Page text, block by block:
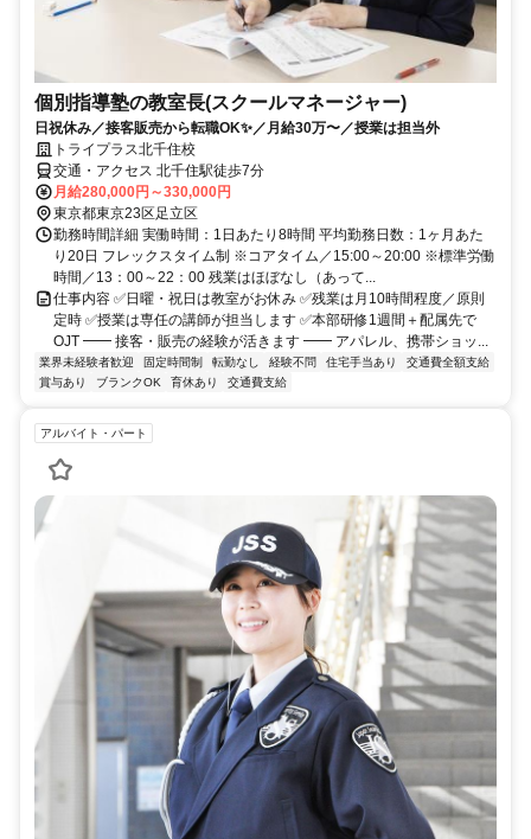
個別指導塾の教室長(スクールマネージャー)
日祝休み／接客販売から転職OK✨／月給30万〜／授業は担当外
トライプラス北千住校
交通・アクセス 北千住駅徒歩7分
月給280,000円～330,000円
東京都東京23区足立区
勤務時間詳細 実働時間：1日あたり8時間 平均勤務日数：1ヶ月あた
り20日 フレックスタイム制 ※コアタイム／15:00～20:00 ※標準労働
時間／13：00～22：00 残業はほぼなし（あって...
仕事内容 ✅日曜・祝日は教室がお休み ✅残業は月10時間程度／原則
定時 ✅授業は専任の講師が担当します ✅本部研修1週間＋配属先で
OJT ━━ 接客・販売の経験が活きます ━━ アパレル、携帯ショッ...
業界未経験者歓迎 固定時間制 転勤なし 経験不問 住宅手当あり
交通費全額支給
賞与あり
ブランクOK 育休あり 交通費支給
アルバイト・パート